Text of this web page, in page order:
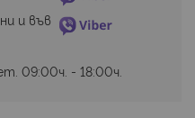
и във
09:00ч. - 18:00ч.